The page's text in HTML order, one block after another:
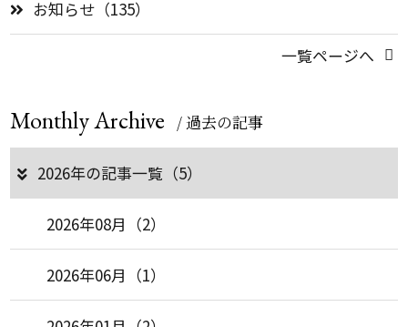
お知らせ（135）
一覧ページへ
Monthly Archive / 過去の記事
2026年の記事一覧（5）
2026年08月（2）
2026年06月（1）